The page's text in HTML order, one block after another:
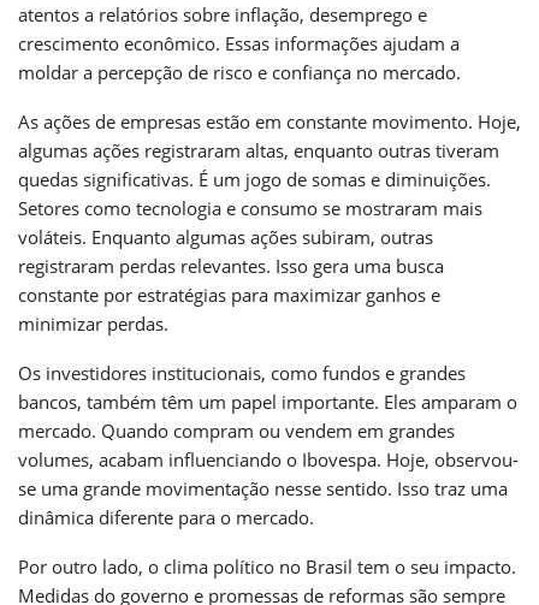
atentos a relatórios sobre inflação, desemprego e
crescimento econômico. Essas informações ajudam a
moldar a percepção de risco e confiança no mercado.
As ações de empresas estão em constante movimento. Hoje,
algumas ações registraram altas, enquanto outras tiveram
quedas significativas. É um jogo de somas e diminuições.
Setores como tecnologia e consumo se mostraram mais
voláteis. Enquanto algumas ações subiram, outras
registraram perdas relevantes. Isso gera uma busca
constante por estratégias para maximizar ganhos e
minimizar perdas.
Os investidores institucionais, como fundos e grandes
bancos, também têm um papel importante. Eles amparam o
mercado. Quando compram ou vendem em grandes
volumes, acabam influenciando o Ibovespa. Hoje, observou-
se uma grande movimentação nesse sentido. Isso traz uma
dinâmica diferente para o mercado.
Por outro lado, o clima político no Brasil tem o seu impacto.
Medidas do governo e promessas de reformas são sempre